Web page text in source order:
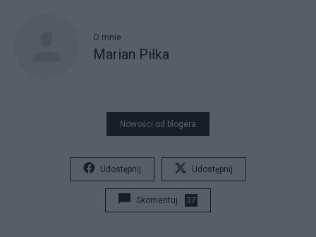
O mnie
Marian Piłka
Nowości od blogera
Udostępnij Udostępnij
Skomentuj 37